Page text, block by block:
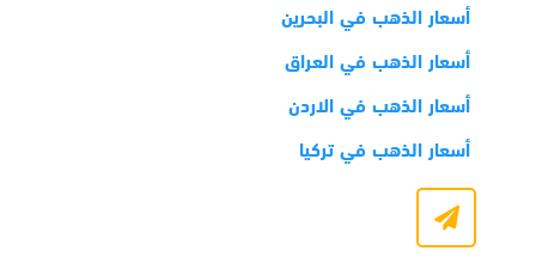
أسعار الذهب في البحرين
أسعار الذهب في العراق
أسعار الذهب في الاردن
أسعار الذهب في تركيا